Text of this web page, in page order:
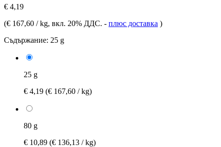
€ 4,19
(€ 167,60 / kg, вкл. 20% ДДС. - плюс доставка )
Съдържание: 25 g
25 g
€ 4,19 (€ 167,60 / kg)
80 g
€ 10,89 (€ 136,13 / kg)